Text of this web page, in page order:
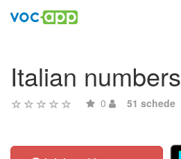
Italian numbers
0 51 schede